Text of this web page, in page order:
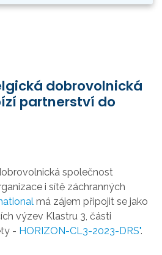
dobrovolnická
partnerství do
společnost
i sítě záchranných
má zájem připojit se jako
výzev Klastru 3, části
- HORIZON-CL3-2023-DRS".